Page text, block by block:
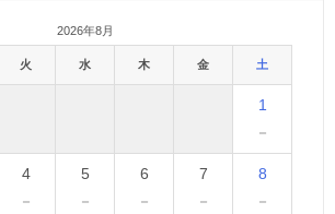
2026年8月
火 水 木 金 土
1
－
4
－
5
－
6
－
7
－
8
－